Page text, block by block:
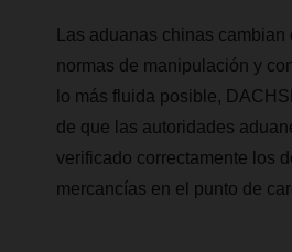
Las aduanas chinas
normas de manipulación y
lo más fluida posible,
de que las autoridades
verificado correctamente los
mercancías en el punto de